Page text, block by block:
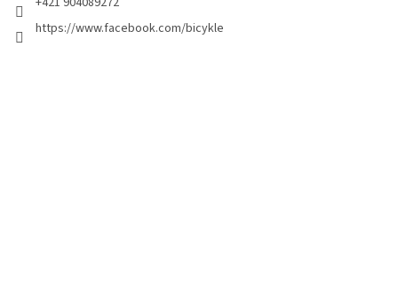
https://www.facebook.com/bicykle